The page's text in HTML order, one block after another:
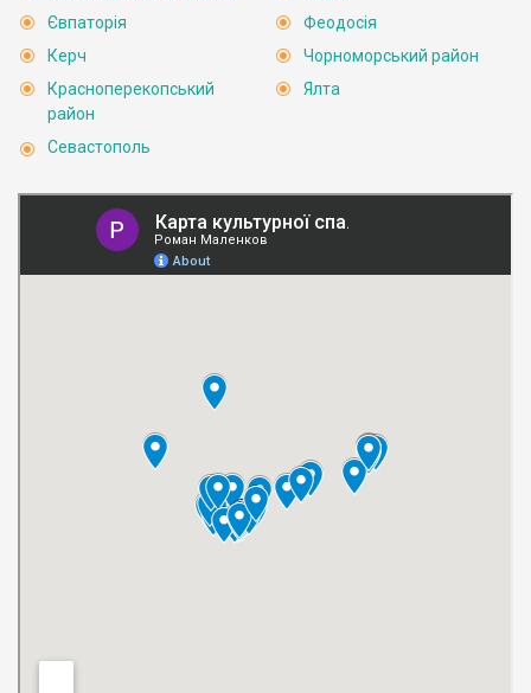
Євпаторія
Керч
Красноперекопський
район
Севастополь
Феодосія
Чорноморський район
Ялта